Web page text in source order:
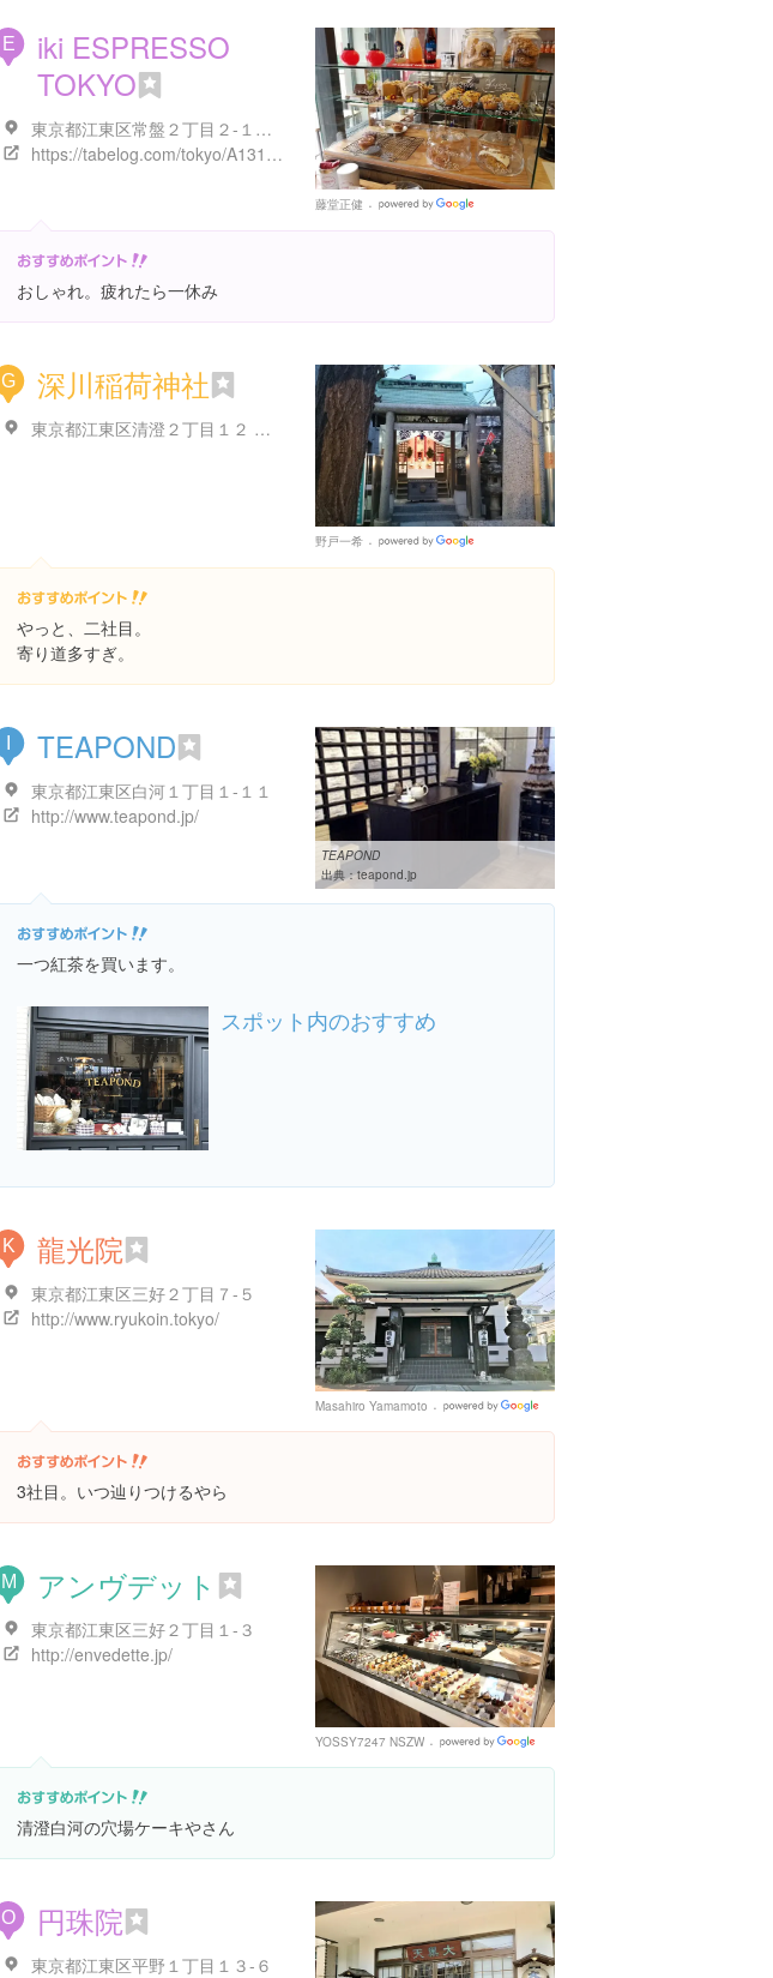
E
iki ESPRESSO
TOKYO
東京都江東区常盤２丁目２-１２ 1階
https://tabelog.com/tokyo/A1312/A131201/13190426/
藤堂正健
Places
おしゃれ。疲れたら一休み
G 深川稲荷神社
東京都江東区清澄２丁目１２ 深川稲荷神社
野戸一希
Places
やっと、二社目。
寄り道多すぎ。
TEAPOND
東京都江東区白河１丁目１-１１
http://www.teapond.jp/
TEAPOND
出典：teapond.jp
一つ紅茶を買います。
スポット内のおすすめ
K 龍光院
東京都江東区三好２丁目７-５
http://www.ryukoin.tokyo/
Masahiro Yamamoto
Places
3社目。いつ辿りつけるやら
M アンヴデット
東京都江東区三好２丁目１-３
http://envedette.jp/
YOSSY7247 NSZW
Places
清澄白河の穴場ケーキやさん
O 円珠院
東京都江東区平野１丁目１３-６